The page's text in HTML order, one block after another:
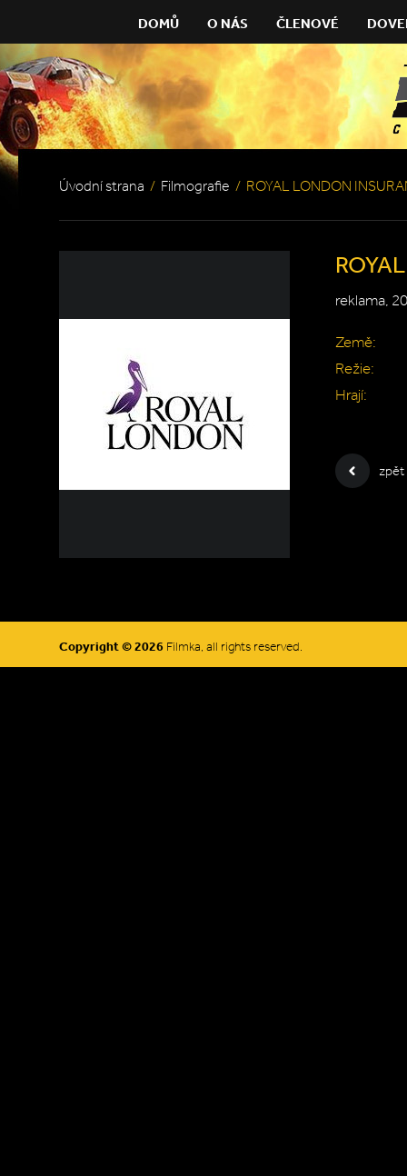
DOMŮ O NÁS ČLENOVÉ
Úvodní strana / Filmografie / ROYAL LONDON
reklama,
Země:
Režie:
Hrají:
zpět
Copyright © 2026 Filmka, all rights reserved.